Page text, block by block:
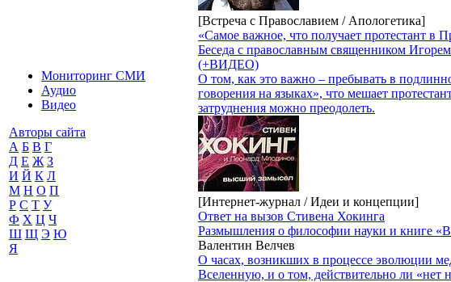
Мониторинг СМИ
Аудио
Видео
Авторы сайта
А Б В Г
Д Е Ж З
И Й К Л
М Н О П
Р С Т У
Ф Х Ц Ч
Ш Щ Э Ю
Я
[Встреча с Православием / Апологетика]
«Самое важное, что получает протестант в
Беседа с православным священником
(+ВИДЕО)
О том, как это важно – пребывать в
говорения на языках», что мешает
затруднения можно преодолеть.
[Интернет-журнал / Идеи и концепции]
Ответ на вызов Стивена Хокинга
Размышления о философии науки и книге
Валентин Велчев
О часах, возникших в процессе эволюции
Вселенную, и о том, действительно ли «нет